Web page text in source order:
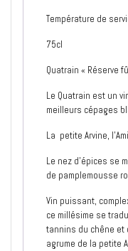
Température de
75cl
Quatrain « Réserve
Le Quatrain est un
meilleurs cépages
La petite Arvine,
Le nez d’épices se
de pamplemousse
Vin puissant,
ce millésime se
tannins du chêne et
agrume de la petite